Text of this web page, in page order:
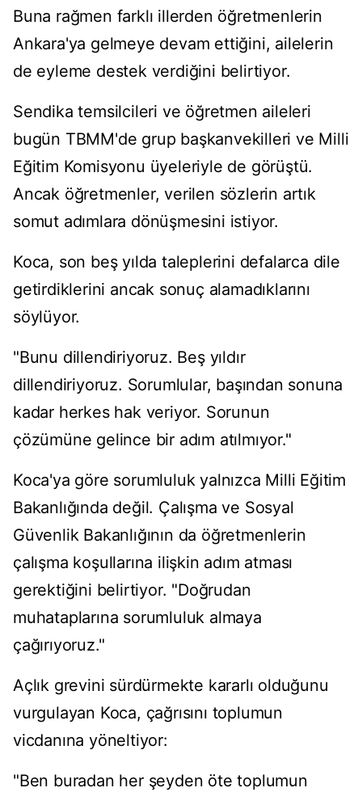
Buna rağmen farklı illerden öğretmenlerin
Ankara'ya gelmeye devam ettiğini, ailelerin
de eyleme destek verdiğini belirtiyor.
Sendika temsilcileri ve öğretmen aileleri
bugün TBMM'de grup başkanvekilleri ve Milli
Eğitim Komisyonu üyeleriyle de görüştü.
Ancak öğretmenler, verilen sözlerin artık
somut adımlara dönüşmesini istiyor.
Koca, son beş yılda taleplerini defalarca dile
getirdiklerini ancak sonuç alamadıklarını
söylüyor.
"Bunu dillendiriyoruz. Beş yıldır
dillendiriyoruz. Sorumlular, başından sonuna
kadar herkes hak veriyor. Sorunun
çözümüne gelince bir adım atılmıyor."
Koca'ya göre sorumluluk yalnızca Milli Eğitim
Bakanlığında değil. Çalışma ve Sosyal
Güvenlik Bakanlığının da öğretmenlerin
çalışma koşullarına ilişkin adım atması
gerektiğini belirtiyor. "Doğrudan
muhataplarına sorumluluk almaya
çağırıyoruz."
Açlık grevini sürdürmekte kararlı olduğunu
vurgulayan Koca, çağrısını toplumun
vicdanına yöneltiyor:
"Ben buradan her şeyden öte toplumun